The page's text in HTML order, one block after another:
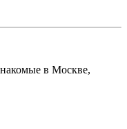
в Москве,